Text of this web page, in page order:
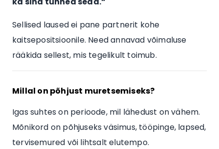
Sellised laused ei pane partnerit kohe
kaitsepositsioonile. Need annavad võimaluse
rääkida sellest, mis tegelikult toimub.
Millal on põhjust muretsemiseks?
Igas suhtes on perioode, mil lähedust on vähem.
Mõnikord on põhjuseks väsimus, tööpinge, lapsed,
tervisemured või lihtsalt elutempo.